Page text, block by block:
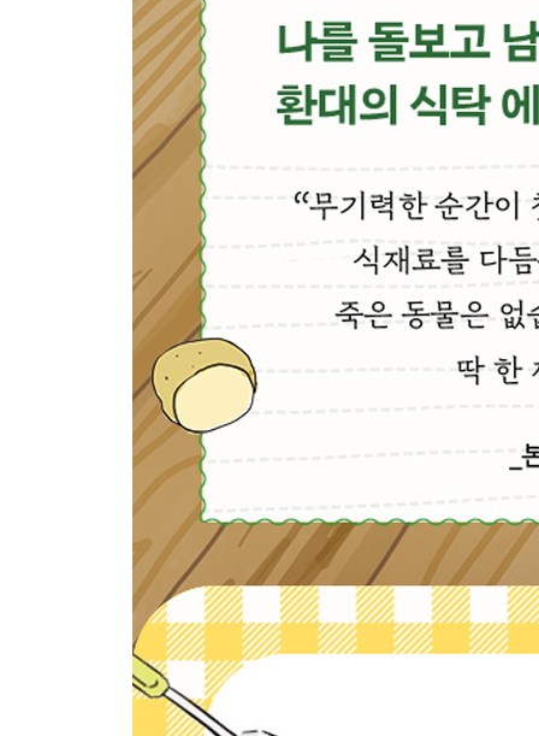
사랑받는 동물, 사료 되는 동물
└[오늘의 레시피] 비건 앙버터
열정의 온도
└[오늘의 레시피] 콩나물국밥
지구에서 가장 성공한 종
└[오늘의 레시피] 비건 콘 토스트
새해를 맞이하며
└[오늘의 레시피] 유부 부추 국수
다양성의 아름다움
└[오늘의 레시피] 토마토 알리오 올리오
소풍 가기 좋은 봄
└[오늘의 레시피] 쑥 토스트
돼지는 제철이 없다
└[오늘의 레시피] 달래장과 도토리묵 무침
나는 물이면 돼